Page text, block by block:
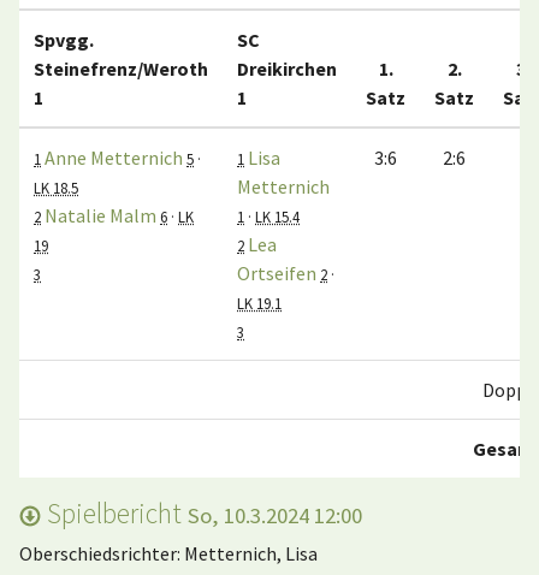
Spvgg.
Steinefrenz/Weroth
1
SC
Dreikirchen
1
1.
Satz
2.
Satz
3.
1 Anne Metternich 5 ·
LK 18.5
2 Natalie Malm 6 · LK
19
3
1 Lisa
Metternich
1 · LK 15.4
2 Lea
Ortseifen 2 ·
LK 19.1
3
3:6 2:6
Spielbericht So, 10.3.2024 12:00
Oberschiedsrichter: Metternich, Lisa